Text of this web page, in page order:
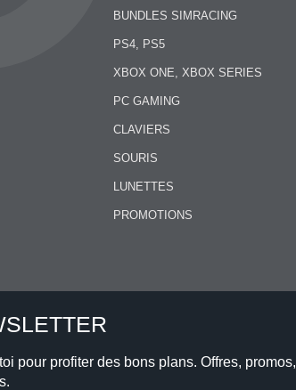
BUNDLES SIMRACING
PS4, PS5
XBOX ONE, XBOX SERIES
PC GAMING
CLAVIERS
SOURIS
LUNETTES
PROMOTIONS
pour profiter des bons plans. Offres, promos,